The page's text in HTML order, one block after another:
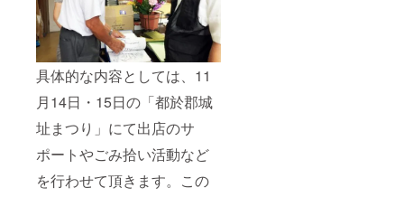
具体的な内容としては、11
月14日・15日の「都於郡城
址まつり」にて出店のサ
ポートやごみ拾い活動など
を行わせて頂きます。この